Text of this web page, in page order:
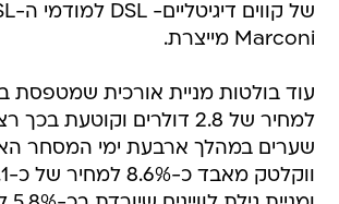
Marconi מייצרת.
למחיר של 2.8 דולרים וקוטעת
שערים במהלך ארבעת ימי המסחר